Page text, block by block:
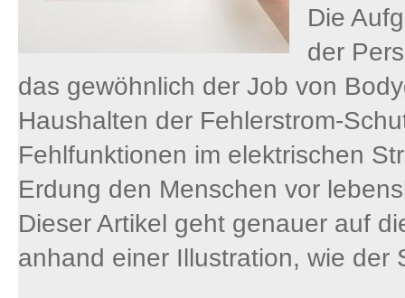
Die
der
das gewöhnlich der Job von
Haushalten der Fehlerstrom-
Fehlfunktionen im elektrischen
Erdung den Menschen vor
Dieser Artikel geht genauer auf
anhand einer Illustration, wie der